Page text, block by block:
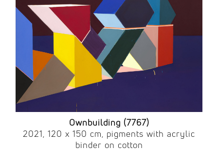
Ownbuilding (7767)
2021, 120 x 150 cm, pigments with acrylic
binder on cotton